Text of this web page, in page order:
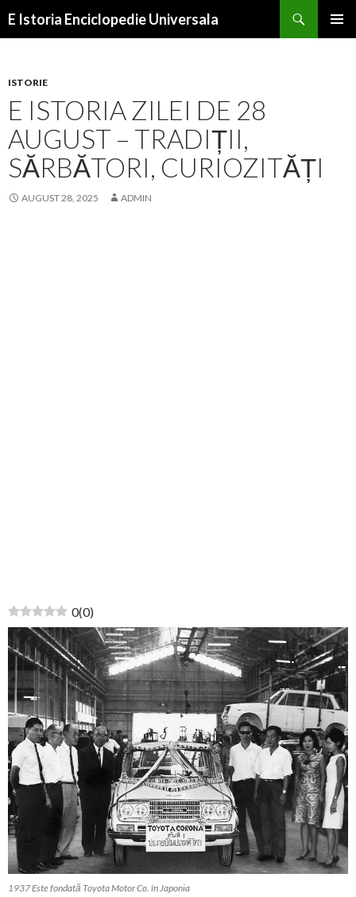
E Istoria Enciclopedie Universala
ISTORIE
E ISTORIA ZILEI DE 28
AUGUST – TRADIȚII,
SĂRBĂTORI, CURIOZITĂȚI
AUGUST 28, 2025 ADMIN
0(0)
1937 Este fondată Toyota Motor Co. în Japonia